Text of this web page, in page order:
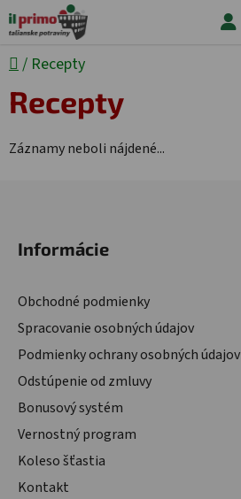
Prejsť na obsah
Domov
/ Recepty
Recepty
Záznamy neboli nájdené...
Informácie
Obchodné podmienky
Spracovanie osobných údajov
Podmienky ochrany osobných údajov
Odstúpenie od zmluvy
Bonusový systém
Vernostný program
Koleso šťastia
Kontakt